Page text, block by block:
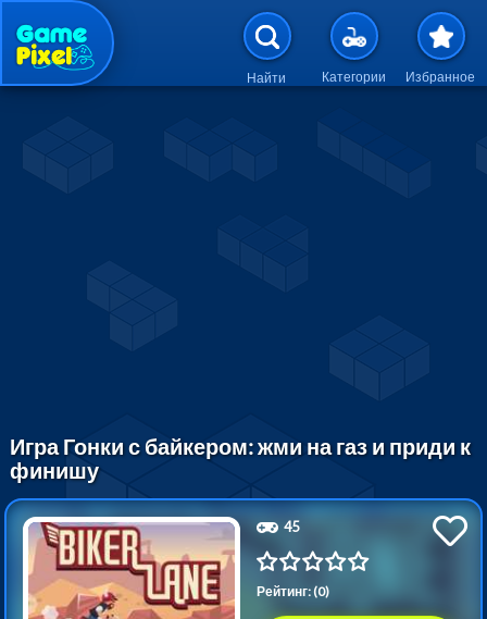
Перейти к основному
Найти Категории Избранное
Игра Гонки с байкером: жми на газ и приди к
финишу
45
Рейтинг: (0)